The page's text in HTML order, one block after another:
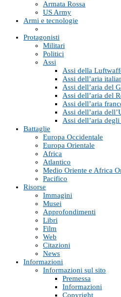
Armata Rossa
US Army
Armi e tecnologie
Protagonisti
Militari
Politici
Assi
Assi della
Assi dell’aria
Assi dell’aria del
Assi dell’aria del
Assi dell’aria
Assi dell’aria
Assi dell’aria
Battaglie
Europa Occidentale
Europa Orientale
Africa
Atlantico
Medio Oriente e Africa
Pacifico
Risorse
Immagini
Musei
Approfondimenti
Libri
Film
Web
Citazioni
News
Informazioni
Informazioni sul sito
Premessa
Informazioni
Copyright